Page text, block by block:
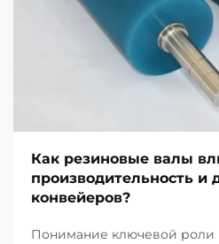
Как резиновые валы
производительность и
конвейеров?
Понимание ключевой роли